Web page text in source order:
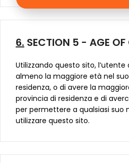
6. SECTION 5 - AGE OF
Utilizzando questo sito,
almeno la maggiore età nel
residenza, o di avere la
provincia di residenza e di
per permettere a qualsiasi suo
utilizzare questo sito.